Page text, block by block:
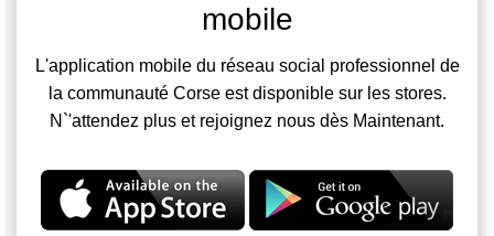
mobile
L'application mobile du réseau social professionnel de
la communauté Corse est disponible sur les stores.
N`'attendez plus et rejoignez nous dès Maintenant.